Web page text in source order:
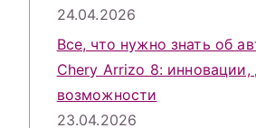
24.04.2026
Все, что нужно знать об
Chery Arrizo 8: инновации,
возможности
23.04.2026